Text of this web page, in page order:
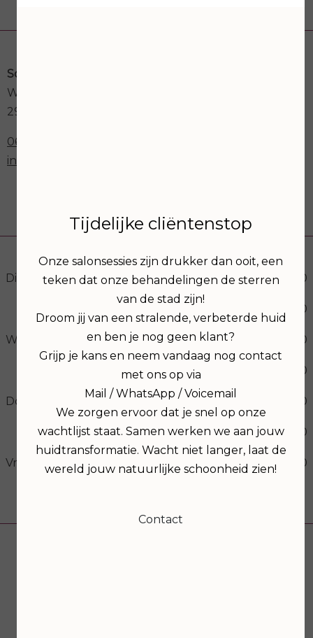
Schoonheidssalon Astria
Weegbree 73a
2923GK Krimpen aan den IJssel
06-30273012
info@schoonheidssalonastria.nl
Openingstijden
Dinsdag 09:00 17:00
21:00
Woensdag 09:00 17:00
21:00
Donderdag 09:00 17:00
19:00 21:00
Vrijdag 09:00 17:00
Tijdelijke cliëntenstop
Onze salonsessies zijn drukker dan ooit, een
teken dat onze behandelingen de sterren
van de stad zijn!
Droom jij van een stralende, verbeterde huid
en ben je nog geen klant?
Grijp je kans en neem vandaag nog contact
met ons op via
Mail / WhatsApp / Voicemail
We zorgen ervoor dat je snel op onze
wachtlijst staat. Samen werken we aan jouw
huidtransformatie. Wacht niet langer, laat de
wereld jouw natuurlijke schoonheid zien!
Contact